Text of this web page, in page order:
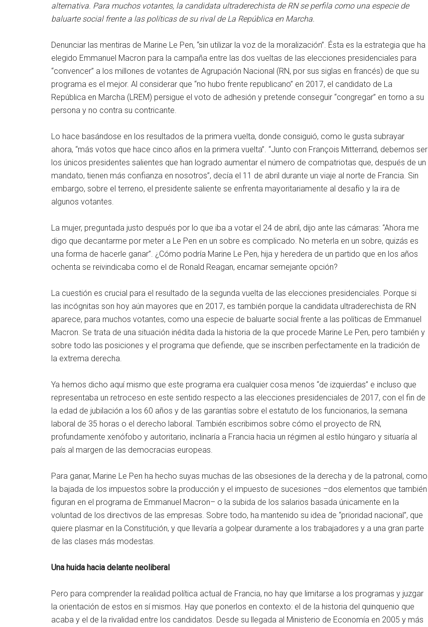
alternativa. Para muchos votantes, la candidata ultraderechista de RN se perfila como una especie de
baluarte social frente a las políticas de su rival de La República en Marcha.
Denunciar las mentiras de Marine Le Pen, “sin utilizar la voz de la moralización”. Ésta es la estrategia que ha
elegido Emmanuel Macron para la campaña entre las dos vueltas de las elecciones presidenciales para
“convencer” a los millones de votantes de Agrupación Nacional (RN, por sus siglas en francés) de que su
programa es el mejor. Al considerar que “no hubo frente republicano” en 2017, el candidato de La
República en Marcha (LREM) persigue el voto de adhesión y pretende conseguir “congregar” en torno a su
persona y no contra su contricante.
Lo hace basándose en los resultados de la primera vuelta, donde consiguió, como le gusta subrayar
ahora, “más votos que hace cinco años en la primera vuelta”. “Junto con François Mitterrand, debemos ser
los únicos presidentes salientes que han logrado aumentar el número de compatriotas que, después de un
mandato, tienen más confianza en nosotros”, decía el 11 de abril durante un viaje al norte de Francia. Sin
embargo, sobre el terreno, el presidente saliente se enfrenta mayoritariamente al desafío y la ira de
algunos votantes.
La mujer, preguntada justo después por lo que iba a votar el 24 de abril, dijo ante las cámaras: “Ahora me
digo que decantarme por meter a Le Pen en un sobre es complicado. No meterla en un sobre, quizás es
una forma de hacerle ganar”. ¿Cómo podría Marine Le Pen, hija y heredera de un partido que en los años
ochenta se reivindicaba como el de Ronald Reagan, encarnar semejante opción?
La cuestión es crucial para el resultado de la segunda vuelta de las elecciones presidenciales. Porque si
las incógnitas son hoy aún mayores que en 2017, es también porque la candidata ultraderechista de RN
aparece, para muchos votantes, como una especie de baluarte social frente a las políticas de Emmanuel
Macron. Se trata de una situación inédita dada la historia de la que procede Marine Le Pen, pero también y
sobre todo las posiciones y el programa que defiende, que se inscriben perfectamente en la tradición de
la extrema derecha.
Ya hemos dicho aquí mismo que este programa era cualquier cosa menos “de izquierdas” e incluso que
representaba un retroceso en este sentido respecto a las elecciones presidenciales de 2017, con el fin de
la edad de jubilación a los 60 años y de las garantías sobre el estatuto de los funcionarios, la semana
laboral de 35 horas o el derecho laboral. También escribimos sobre cómo el proyecto de RN,
profundamente xenófobo y autoritario, inclinaría a Francia hacia un régimen al estilo húngaro y situaría al
país al margen de las democracias europeas.
Para ganar, Marine Le Pen ha hecho suyas muchas de las obsesiones de la derecha y de la patronal, como
la bajada de los impuestos sobre la producción y el impuesto de sucesiones –dos elementos que también
figuran en el programa de Emmanuel Macron– o la subida de los salarios basada únicamente en la
voluntad de los directivos de las empresas. Sobre todo, ha mantenido su idea de “prioridad nacional”, que
quiere plasmar en la Constitución, y que llevaría a golpear duramente a los trabajadores y a una gran parte
de las clases más modestas.
Una huida hacia delante neoliberal
Pero para comprender la realidad política actual de Francia, no hay que limitarse a los programas y juzgar
la orientación de estos en sí mismos. Hay que ponerlos en contexto: el de la historia del quinquenio que
acaba y el de la rivalidad entre los candidatos. Desde su llegada al Ministerio de Economía en 2005 y más